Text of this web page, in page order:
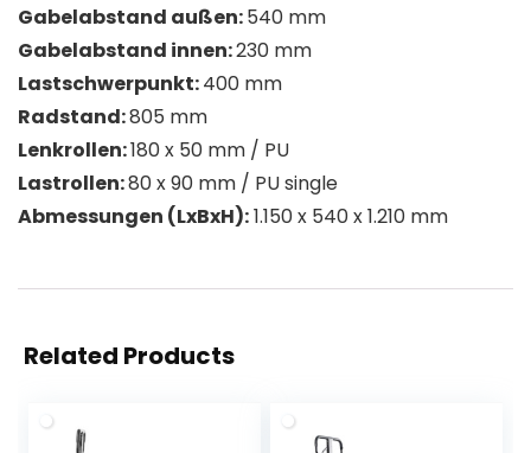
Gabelabstand außen:540 mm
Gabelabstand innen:230 mm
Lastschwerpunkt:400 mm
Radstand:805 mm
Lenkrollen:180 x 50 mm / PU
Lastrollen:80 x 90 mm / PU single
Abmessungen (LxBxH):1.150 x 540 x 1.210 mm
Related Products